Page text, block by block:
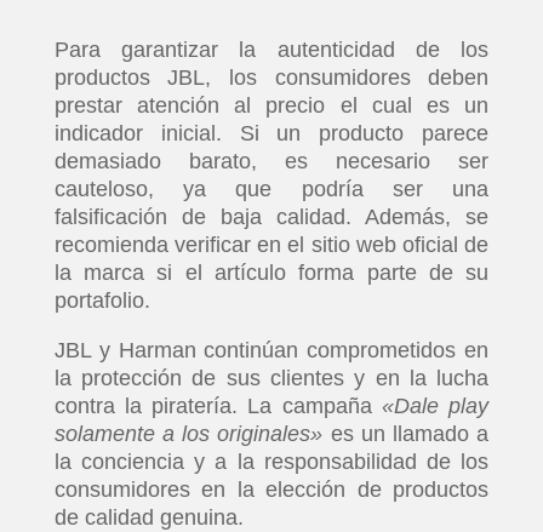
Para garantizar la autenticidad de los
productos JBL, los consumidores deben
prestar atención al precio el cual es un
indicador inicial. Si un producto parece
demasiado barato, es necesario ser
cauteloso, ya que podría ser una
falsificación de baja calidad. Además, se
recomienda verificar en el sitio web oficial de
la marca si el artículo forma parte de su
portafolio.
JBL y Harman continúan comprometidos en
la protección de sus clientes y en la lucha
contra la piratería. La campaña «Dale play
solamente a los originales» es un llamado a
la conciencia y a la responsabilidad de los
consumidores en la elección de productos
de calidad genuina.